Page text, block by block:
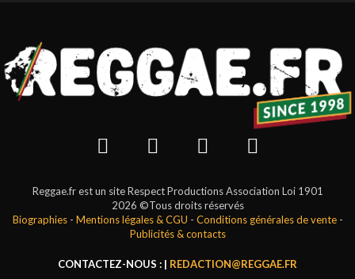
Reggae.fr est un site Respect Productions Association Loi 1901
2026 ©Tous droits réservés
Biographies- Mentions légales & CGU - Conditions générales de vente-
Publicités & contacts
CONTACTEZ-NOUS : | REDACTION@REGGAE.FR